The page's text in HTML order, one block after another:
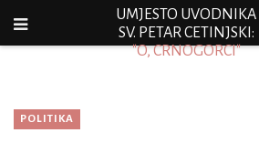
UMJESTO UVODNIKA
SV. PETAR CETINJSKI:
"O, CRNOGORCI"
POLITIKA